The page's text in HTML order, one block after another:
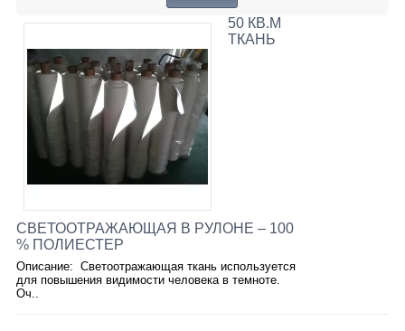
50 КВ.М
ТКАНЬ
СВЕТООТРАЖАЮЩАЯ В РУЛОНЕ – 100
% ПОЛИЕСТЕР
Описание: Светоотражающая ткань используется
для повышения видимости человека в темноте.
Оч..